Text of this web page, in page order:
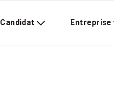
Candidat Entreprise